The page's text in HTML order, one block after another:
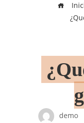
demo